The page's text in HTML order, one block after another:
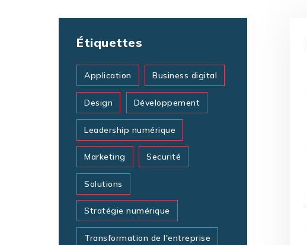
Étiquettes
Application Business digital
Design Développement
Leadership numérique
Marketing Securité
Solutions
Stratégie numérique
Transformation de l'entreprise